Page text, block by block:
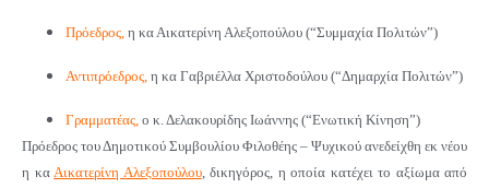
Πρόεδρος η κα Αικατερίνη Αλεξοπούλου (“Συμμαχία Πολιτών”)
Αντιπρόεδρος, η κα Γαβριέλλα Χριστοδούλου (“Δημαρχία Πολιτών”)
Γραμματέας, ο κ. Δελακουρίδης Ιωάννης (“Ενωτική Κίνηση”)
Πρόεδρος του Δημοτικού Συμβουλίου Φιλοθέης – Ψυχικού ανεδείχθη εκ νέου
η κα Αικατερίνη Αλεξοπούλου, δικηγόρος, η οποία κατέχει το αξίωμα από